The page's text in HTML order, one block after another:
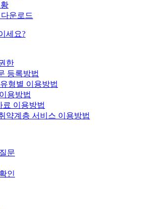
운로드
세요?
한
등록방법
형별 이용방법
용방법
료 이용방법
약계층 서비스 이용방법
문
인